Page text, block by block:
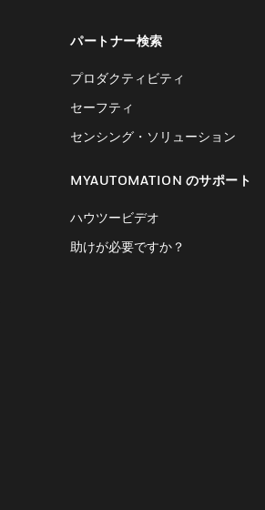
パートナー検索
プロダクティビティ
セーフティ
センシング・ソリューション
MYAUTOMATION のサポート
ハウツービデオ
助けが必要ですか？